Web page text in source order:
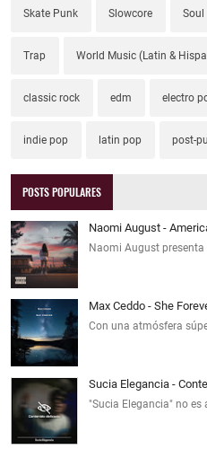
Skate Punk Slowcore Soul
Trap World Music (Latin &
classic rock edm electro
indie pop latin pop post-
POSTS POPULARES
Naomi August -
Naomi August presenta
Max Ceddo - She
Con una atmósfera
Sucia Elegancia -
"Sucia Elegancia" no es